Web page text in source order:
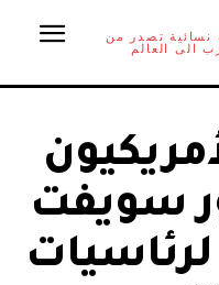
نسائية تصدر من
الى العالم
سويفت